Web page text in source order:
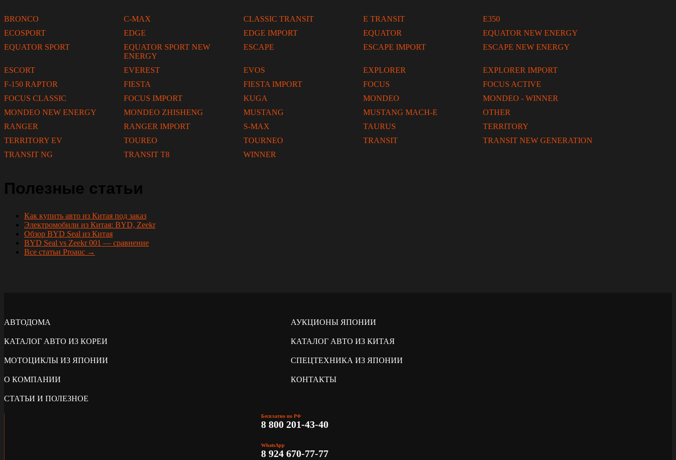
BRONCO C-MAX CLASSIC TRANSIT E TRANSIT
E350
ECOSPORT
EDGE EDGE IMPORT EQUATOR
EQUATOR NEW ENERGY
EQUATOR SPORT
EQUATOR SPORT NEW
ENERGY
ESCAPE ESCAPE IMPORT ESCAPE NEW ENERGY
ESCORT EVEREST EVOS EXPLORER
EXPLORER IMPORT
F-150 RAPTOR
FIESTA FIESTA IMPORT FOCUS
FOCUS ACTIVE
FOCUS CLASSIC
FOCUS IMPORT KUGA MONDEO
MONDEO - WINNER
MONDEO NEW ENERGY
MONDEO ZHISHENG MUSTANG MUSTANG MACH-E
OTHER
RANGER
RANGER IMPORT S-MAX TAURUS
TERRITORY
TERRITORY EV
TOUREO TOURNEO TRANSIT
TRANSIT NEW GENERATION
TRANSIT NG
TRANSIT T8 WINNER
Полезные статьи
Как купить авто из Китая под заказ
Электромобили из Китая: BYD, Zeekr
Обзор BYD Seal из Китая
BYD Seal vs Zeekr 001 — сравнение
Все статьи Proauc →
АВТОДОМА АУКЦИОНЫ ЯПОНИИ
КАТАЛОГ АВТО ИЗ КОРЕИ КАТАЛОГ АВТО ИЗ КИТАЯ
МОТОЦИКЛЫ ИЗ ЯПОНИИ СПЕЦТЕХНИКА ИЗ ЯПОНИИ
О КОМПАНИИ КОНТАКТЫ
СТАТЬИ И ПОЛЕЗНОЕ
Бесплатно по РФ
8 800 201-43-40
WhatsApp
8 924 670-77-77